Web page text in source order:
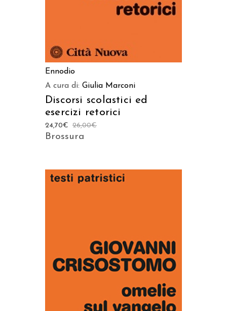
Ennodio
A cura di: Giulia Marconi
Discorsi scolastici ed
esercizi retorici
26,00€
24,70€
Brossura
AGGIUNGI AL CARRELLO